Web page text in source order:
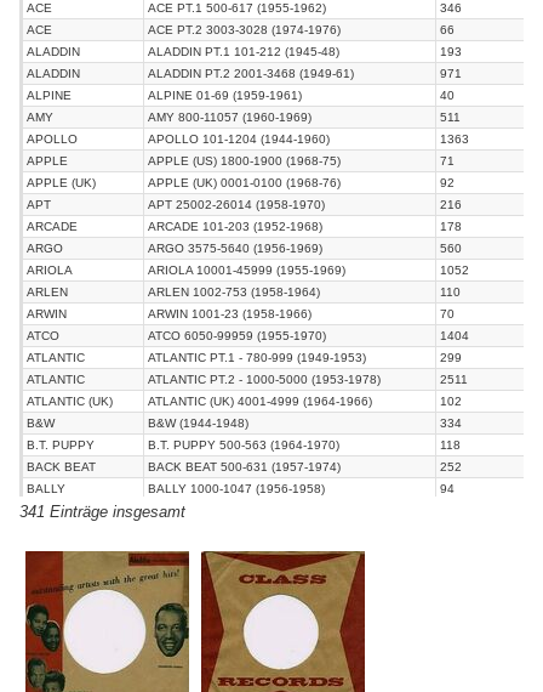
ACE
ACE PT.1 500-617 (1955-1962)
346
ACE
ACE PT.2 3003-3028 (1974-1976)
66
ALADDIN
ALADDIN PT.1 101-212 (1945-48)
193
ALADDIN
ALADDIN PT.2 2001-3468 (1949-61)
971
ALPINE
ALPINE 01-69 (1959-1961)
40
AMY
AMY 800-11057 (1960-1969)
511
APOLLO
APOLLO 101-1204 (1944-1960)
1363
APPLE
APPLE (US) 1800-1900 (1968-75)
71
APPLE (UK)
APPLE (UK) 0001-0100 (1968-76)
92
APT
APT 25002-26014 (1958-1970)
216
ARCADE
ARCADE 101-203 (1952-1968)
178
ARGO
ARGO 3575-5640 (1956-1969)
560
ARIOLA
ARIOLA 10001-45999 (1955-1969)
1052
ARLEN
ARLEN 1002-753 (1958-1964)
110
ARWIN
ARWIN 1001-23 (1958-1966)
70
ATCO
ATCO 6050-99959 (1955-1970)
1404
ATLANTIC
ATLANTIC PT.1 - 780-999 (1949-1953)
299
ATLANTIC
ATLANTIC PT.2 - 1000-5000 (1953-1978)
2511
ATLANTIC (UK)
ATLANTIC (UK) 4001-4999 (1964-1966)
102
B&W
B&W (1944-1948)
334
B.T. PUPPY
B.T. PUPPY 500-563 (1964-1970)
118
BACK BEAT
BACK BEAT 500-631 (1957-1974)
252
BALLY
BALLY 1000-1047 (1956-1958)
94
BANG
BANG 500-738 (1965-1980)
BEA&BABY
BEA&BABY 101-132 (1958-1960)
BELL PT.3 45001+ (1968+)
BELL (CHEAP)
BELL PT.1 1001-1132 (1954-1956)
BELL (CHEAP)
BELL PT.2 001-154 (1956-1960)
BELTONE
BELTONE 1001-3002 (1961-1963)
BETHLEHEM
BETHLEHEM 11000-30100 (1957-1970)
BIG
BIG 103-621 (1955-1959)
341 Einträge insgesamt